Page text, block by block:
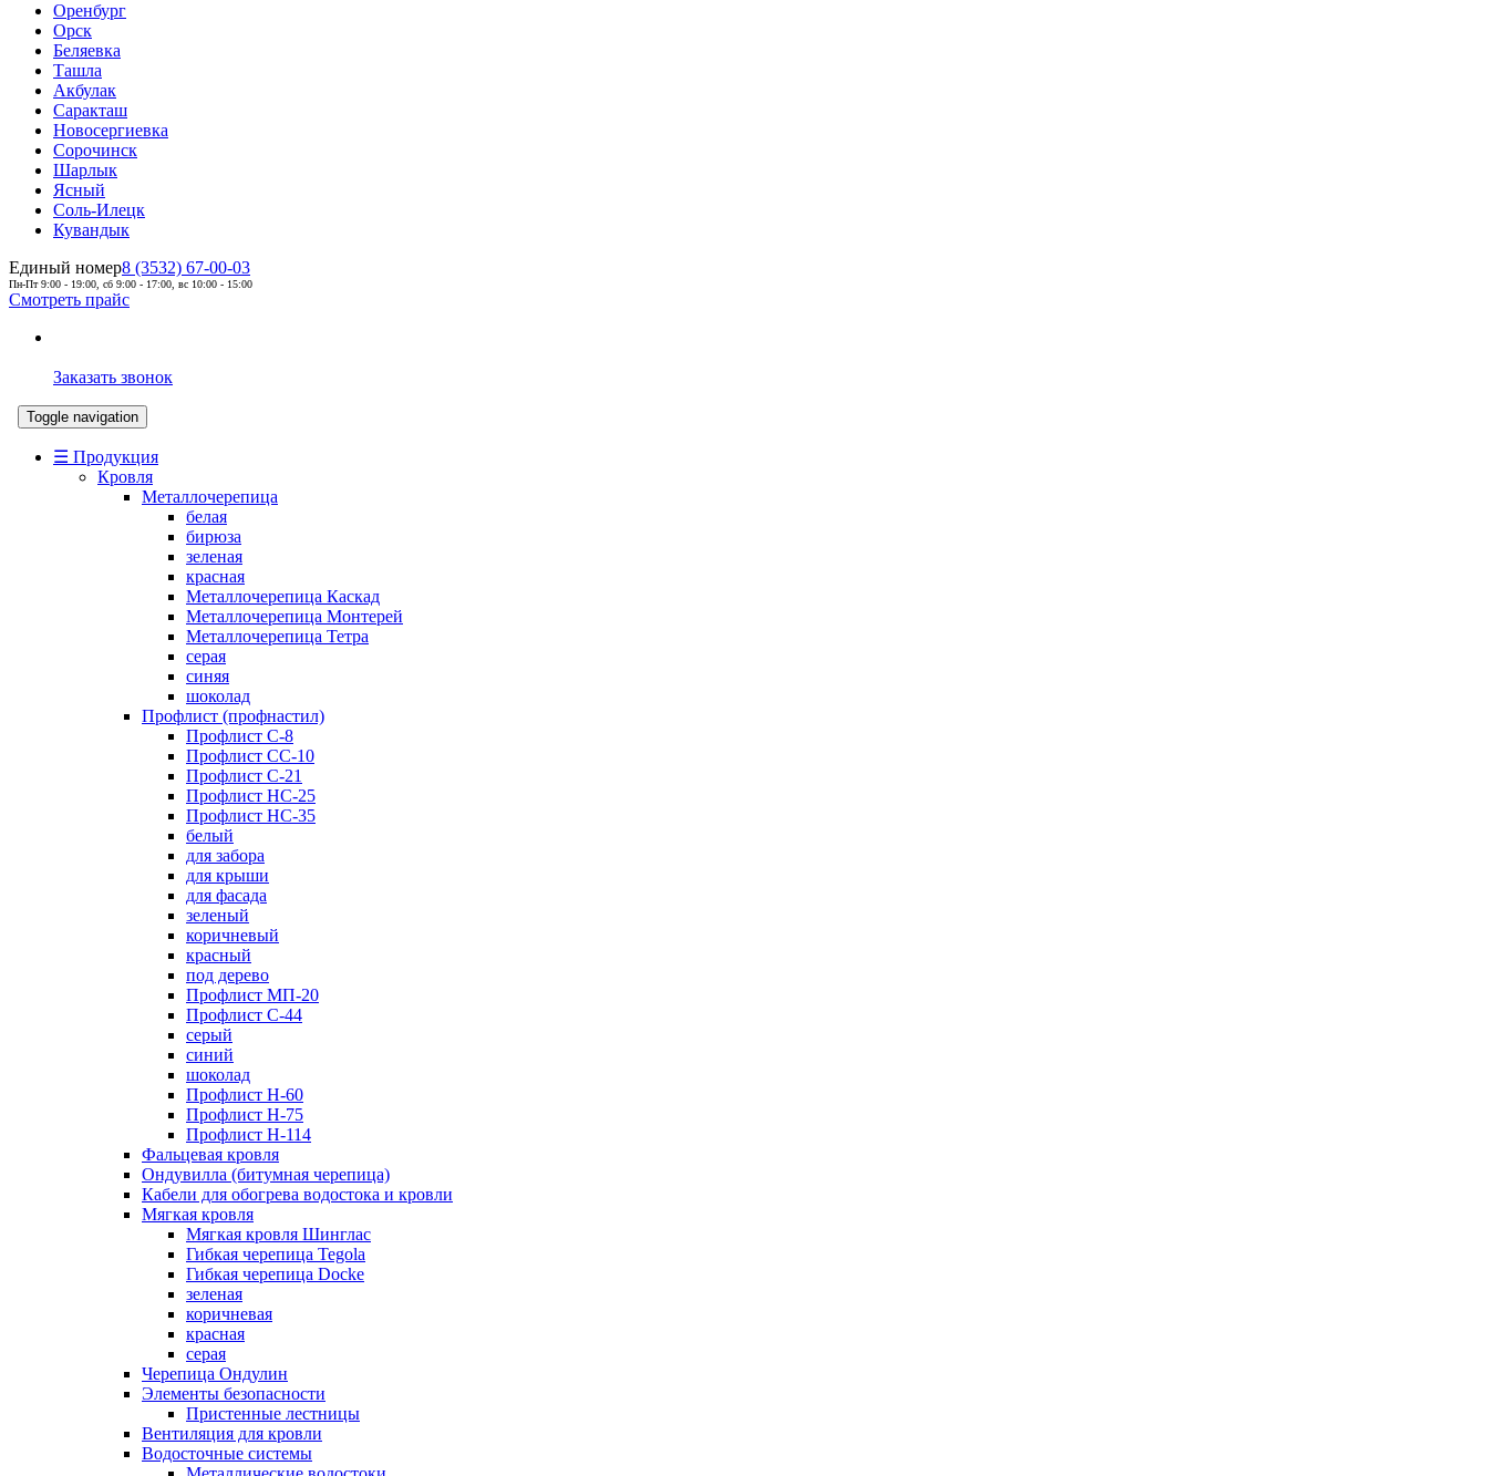
Оренбург
Орск
Беляевка
Ташла
Акбулак
Саракташ
Новосергиевка
Сорочинск
Шарлык
Ясный
Соль-Илецк
Кувандык
Единый номер8 (3532) 67-00-03
Пн-Пт 9:00 - 19:00, сб 9:00 - 17:00, вс 10:00 - 15:00
Смотреть прайс
Заказать звонок
Toggle navigation
☰ Продукция
Кровля
Металлочерепица
белая
бирюза
зеленая
красная
Металлочерепица Каскад
Металлочерепица Монтерей
Металлочерепица Тетра
серая
синяя
шоколад
Профлист (профнастил)
Профлист С-8
Профлист СС-10
Профлист C-21
Профлист НС-25
Профлист НС-35
белый
для забора
для крыши
для фасада
зеленый
коричневый
красный
под дерево
Профлист МП-20
Профлист С-44
серый
синий
шоколад
Профлист Н-60
Профлист Н-75
Профлист H-114
Фальцевая кровля
Ондувилла (битумная черепица)
Кабели для обогрева водостока и кровли
Мягкая кровля
Мягкая кровля Шинглас
Гибкая черепица Tegola
Гибкая черепица Docke
зеленая
коричневая
красная
серая
Черепица Ондулин
Элементы безопасности
Пристенные лестницы
Вентиляция для кровли
Водосточные системы